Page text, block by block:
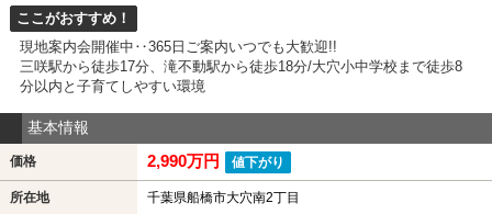
ここがおすすめ！
現地案内会開催中‥365日ご案内いつでも大歓迎!!
三咲駅から徒歩17分、滝不動駅から徒歩18分/大穴小中学校まで徒歩8
分以内と子育てしやすい環境
基本情報
価格 2,990万円 値下がり
所在地 千葉県船橋市大穴南2丁目